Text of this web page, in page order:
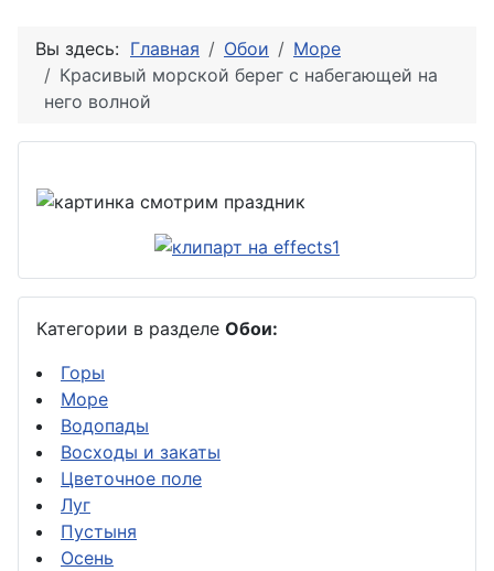
Вы здесь: Главная Обои
Море
Красивый морской берег с набегающей на
него волной
Категории в разделе Обои:
Горы
Море
Водопады
Восходы и закаты
Цветочное поле
Луг
Пустыня
Осень